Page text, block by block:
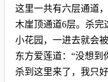
这里一共有六层通道
木崖顶通道6层。杀完
小花园，一进去就会
东方爱莲道：“没想到
杀到这里来了，我只